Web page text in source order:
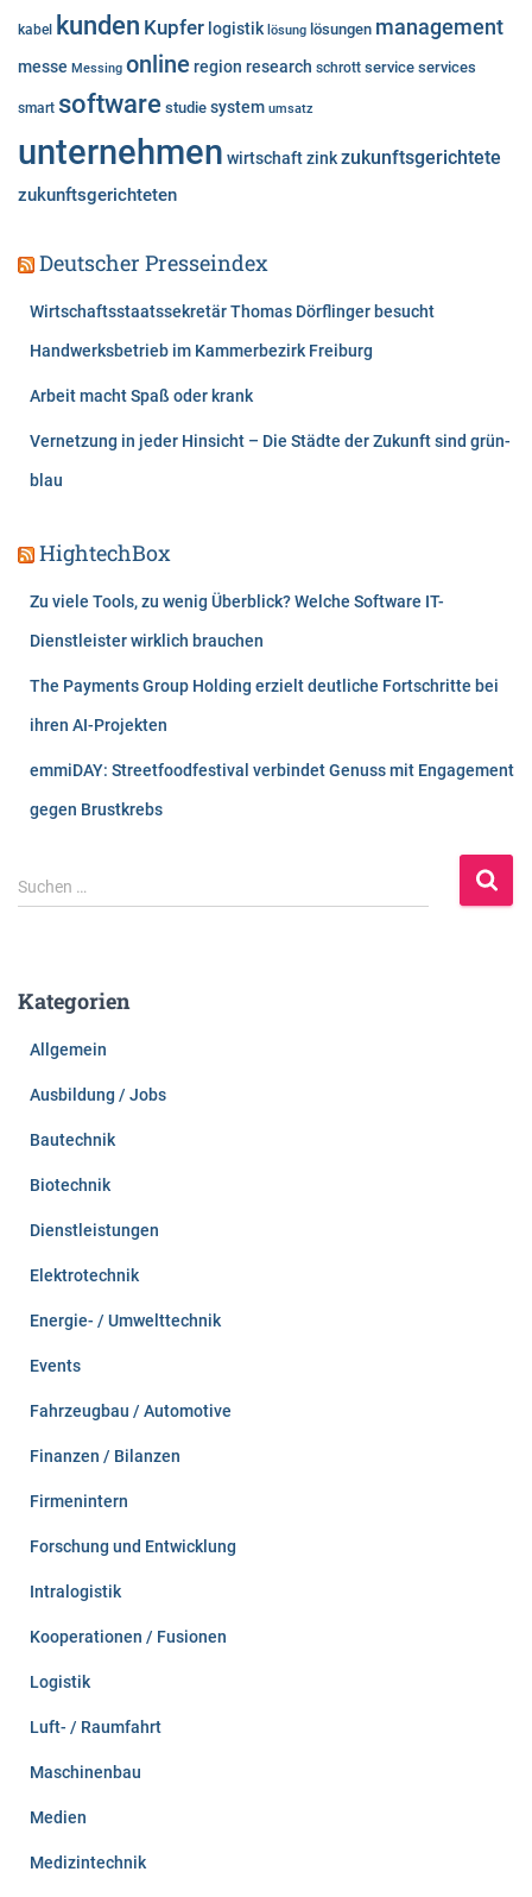
kabel kunden Kupfer logistik lösung lösungen management
messe Messing online region research schrott service services
smart software studie system umsatz
unternehmen wirtschaftzinkzukunftsgerichtete
zukunftsgerichteten
Deutscher Presseindex
Wirtschaftsstaatssekretär Thomas Dörflinger besucht
Handwerksbetrieb im Kammerbezirk Freiburg
Arbeit macht Spaß oder krank
Vernetzung in jeder Hinsicht – Die Städte der Zukunft sind grün-
blau
HightechBox
Zu viele Tools, zu wenig Überblick? Welche Software IT-
Dienstleister wirklich brauchen
The Payments Group Holding erzielt deutliche Fortschritte bei
ihren AI-Projekten
emmiDAY: Streetfoodfestival verbindet Genuss mit Engagement
gegen Brustkrebs
S
u
n
Suchen …
Kategorien
Allgemein
Ausbildung / Jobs
Bautechnik
Biotechnik
Dienstleistungen
Elektrotechnik
Energie- / Umwelttechnik
Events
Fahrzeugbau / Automotive
Finanzen / Bilanzen
Firmenintern
Forschung und Entwicklung
Intralogistik
Kooperationen / Fusionen
Logistik
Luft- / Raumfahrt
Maschinenbau
Medien
Medizintechnik